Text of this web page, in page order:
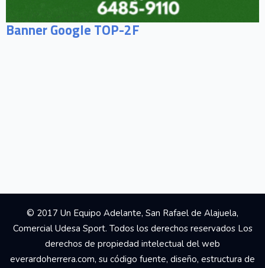
Banner Google TOP-2F
© 2017 Un Equipo Adelante, San Rafael de Alajuela,
Comercial Udesa Sport. Todos los derechos reservados Los
derechos de propiedad intelectual del web
everardoherrera.com, su código fuente, diseño, estructura de